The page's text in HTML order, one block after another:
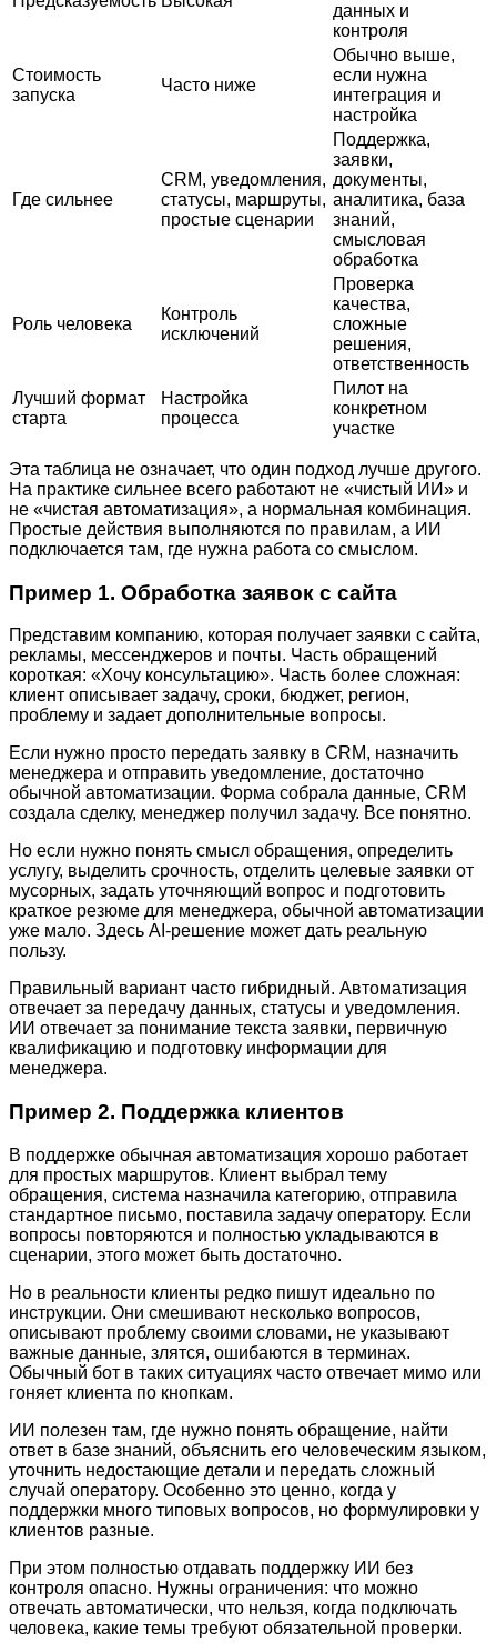
данных и
контроля
Стоимость
запуска
Часто ниже
Обычно выше,
если нужна
интеграция и
настройка
Где сильнее
CRM, уведомления,
статусы, маршруты,
простые сценарии
Поддержка,
заявки,
документы,
аналитика, база
знаний,
смысловая
обработка
Роль человека
Контроль
исключений
Проверка
качества,
сложные
решения,
ответственность
Лучший формат
старта
Настройка
процесса
Пилот на
конкретном
участке
Эта таблица не означает, что один подход лучше другого.
На практике сильнее всего работают не «чистый ИИ» и
не «чистая автоматизация», а нормальная комбинация.
Простые действия выполняются по правилам, а ИИ
подключается там, где нужна работа со смыслом.
Пример 1. Обработка заявок с сайта
Представим компанию, которая получает заявки с сайта,
рекламы, мессенджеров и почты. Часть обращений
короткая: «Хочу консультацию». Часть более сложная:
клиент описывает задачу, сроки, бюджет, регион,
проблему и задает дополнительные вопросы.
Если нужно просто передать заявку в CRM, назначить
менеджера и отправить уведомление, достаточно
обычной автоматизации. Форма собрала данные, CRM
создала сделку, менеджер получил задачу. Все понятно.
Но если нужно понять смысл обращения, определить
услугу, выделить срочность, отделить целевые заявки от
мусорных, задать уточняющий вопрос и подготовить
краткое резюме для менеджера, обычной автоматизации
уже мало. Здесь AI-решение может дать реальную
пользу.
Правильный вариант часто гибридный. Автоматизация
отвечает за передачу данных, статусы и уведомления.
ИИ отвечает за понимание текста заявки, первичную
квалификацию и подготовку информации для
менеджера.
Пример 2. Поддержка клиентов
В поддержке обычная автоматизация хорошо работает
для простых маршрутов. Клиент выбрал тему
обращения, система назначила категорию, отправила
стандартное письмо, поставила задачу оператору. Если
вопросы повторяются и полностью укладываются в
сценарии, этого может быть достаточно.
Но в реальности клиенты редко пишут идеально по
инструкции. Они смешивают несколько вопросов,
описывают проблему своими словами, не указывают
важные данные, злятся, ошибаются в терминах.
Обычный бот в таких ситуациях часто отвечает мимо или
гоняет клиента по кнопкам.
ИИ полезен там, где нужно понять обращение, найти
ответ в базе знаний, объяснить его человеческим языком,
уточнить недостающие детали и передать сложный
случай оператору. Особенно это ценно, когда у
поддержки много типовых вопросов, но формулировки у
клиентов разные.
При этом полностью отдавать поддержку ИИ без
контроля опасно. Нужны ограничения: что можно
отвечать автоматически, что нельзя, когда подключать
человека, какие темы требуют обязательной проверки.